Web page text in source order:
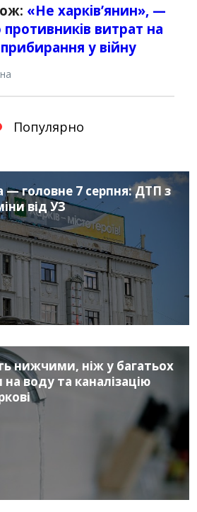
«Не харків’янин», —
витрат на
прибирання у війну
Популярно
— головне 7 серпня: ДТП з
від УЗ
нижчими, ніж у багатьох
воду та каналізацію